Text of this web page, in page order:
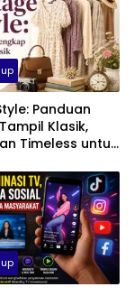
Panduan
Klasik,
Timeless untuk